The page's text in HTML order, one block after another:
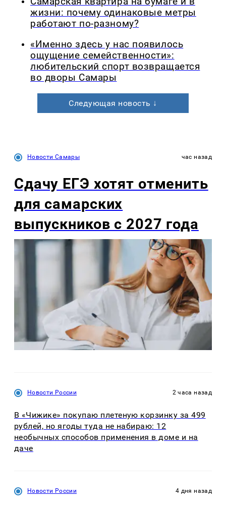
жизни: почему одинаковые метры
работают по-разному?
«Именно здесь у нас появилось
ощущение семейственности»:
любительский спорт возвращается
во дворы Самары
Следующая новость ↓
Новости Самары час назад
Сдачу ЕГЭ хотят отменить
для самарских
выпускников с 2027 года
Новости России 2 часа назад
В «Чижике» покупаю плетеную корзинку за 499
рублей, но ягоды туда не набираю: 12
необычных способов применения в доме и на
даче
Новости России 4 дня назад